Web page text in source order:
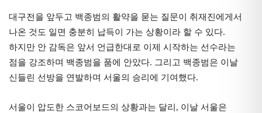
대구전을 앞두고 백종범의 활약을 묻는 질문이 취재진에게서
나온 것도 일면 충분히 납득이 가는 상황이라 할 수 있다.
하지만 안 감독은 앞서 언급한대로 이제 시작하는 선수라는
점을 강조하며 백종범을 품에 안았다. 그리고 백종범은 이날
신들린 선방을 연발하며 서울의 승리에 기여했다.
서울이 압도한 스코어보드의 상황과는 달리, 이날 서울은